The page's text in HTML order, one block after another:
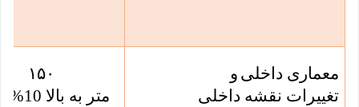
معماری داخلی و
تغییرات نقشه داخلی
۱۵۰
متر به بالا 10% کسر